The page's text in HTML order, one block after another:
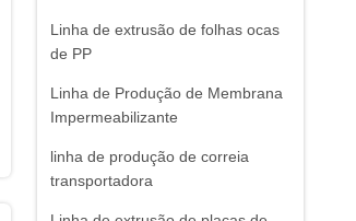
Linha de extrusão de folhas ocas
de PP
Linha de Produção de Membrana
Impermeabilizante
linha de produção de correia
transportadora